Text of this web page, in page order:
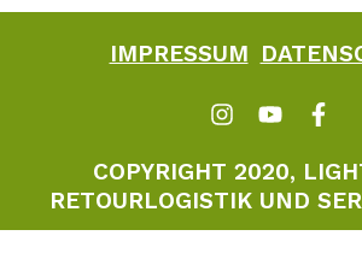
IMPRESSUM
COPYRIGHT 2020,
RETOURLOGISTIK UND